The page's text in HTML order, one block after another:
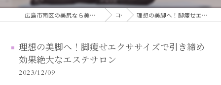
広島市南区の美尻なら美尻・美脚トレーニング・セルフ脱毛 ビジリンヌ コラム 理想の美脚へ！脚痩せエクササイズで引き締め効果絶大なエステサロン
理想の美脚へ！脚痩せエクササイズで引き締め
効果絶大なエステサロン
2023/12/09